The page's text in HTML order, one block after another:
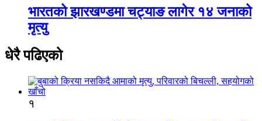
भारतको झारखण्डमा चट्याङ लागेर १४ जनाको
मृत्यु
धेरै पढिएको
१